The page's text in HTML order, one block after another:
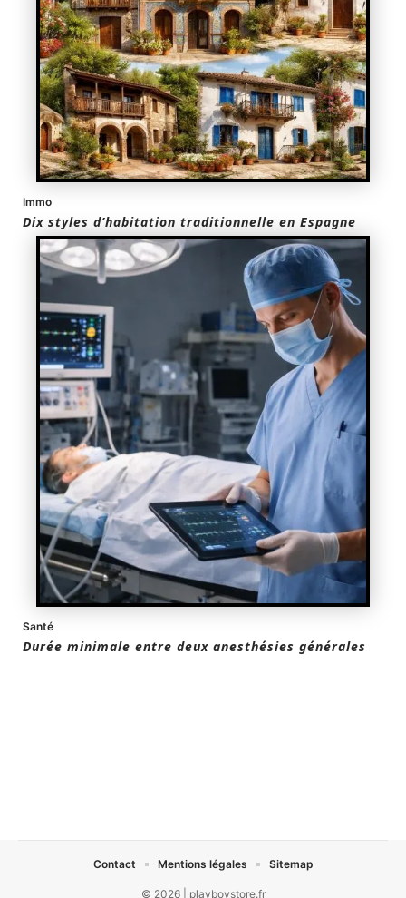
Immo
Dix styles d’habitation traditionnelle en Espagne
Santé
Durée minimale entre deux anesthésies générales
© 2026 | playboystore.fr
Contact Mentions légales Sitemap